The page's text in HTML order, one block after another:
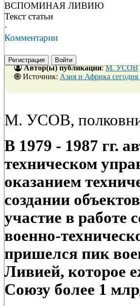
ВСПОМИНАЯ ЛИВИЮ
Текст статьи
·
Комментарии
Регистрация Войти
Автор(ы) публикации:М. УСОВ
Источник: Азия и Африка
М. УСОВ,
В 1979 - 1987 гг.
техническом
оказанием
создании
участие в работе
военно-
пришелся пик
Ливией, которое
Союзу более 1